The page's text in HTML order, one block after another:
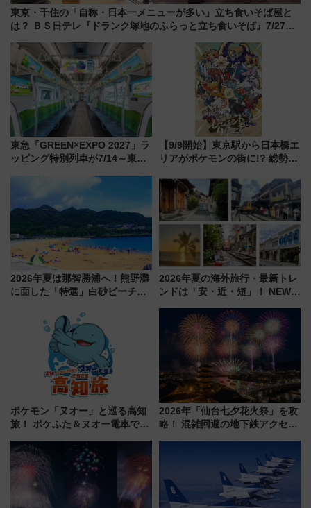
東京・千住の「自称・日本一メニューが多い」立ち食いそば屋と
は？ ＢＳ日テレ『ドランク塚地のふらっと立ち食いそば』7/27夜
東急「GREEN×EXPO 2027」ラ
ッピング特別列車が7/14～東
ー！ 注目の編成やデザインまと
【9/9開始】東京駅から日本橋エ
リアがポケモンの街に!? 総勢
リサーチ」本格謎解き・グッズ
情報まとめ
2026年夏は那智勝浦へ！熊野灘
に面した「特選」白砂ビーチは
会」は8月11日開催！
2026年夏の海外旅行・最新トレ
ンドは「安・近・短」！ NEWT
渡航先TOP5とは？ 円安時代の
旅行術
ポケモン「ヌオー」と巡る高知
旅！ ポケふた＆ヌオー電車で楽
路の絶景と絶品グルメを満喫！
（7月18日スタート）
2026年「仙台七夕花火祭」を攻
略！ 混雑回避の地下鉄アクセス